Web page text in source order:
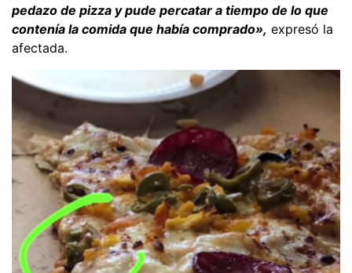
pedazo de pizza y pude percatar a tiempo de lo que
contenía la comida que había comprado», expresó la
afectada.